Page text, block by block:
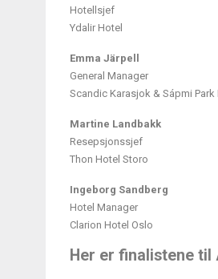
Hotellsjef
Ydalir Hotel
Emma Järpell
General Manager
Scandic Karasjok & Sápmi Park
Martine Landbakk
Resepsjonssjef
Thon Hotel Storo
Ingeborg Sandberg
Hotel Manager
Clarion Hotel Oslo
Her er finalistene til